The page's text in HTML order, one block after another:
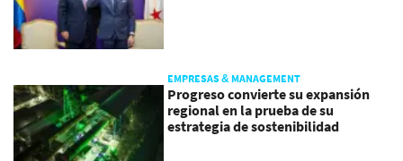
EMPRESAS & MANAGEMENT
Progreso convierte su expansión
regional en la prueba de su
estrategia de sostenibilidad